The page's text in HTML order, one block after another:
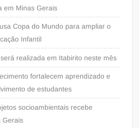
em Minas Gerais
Copa do Mundo para ampliar o
Infantil
realizada em Itabirito neste mês
fortalecem aprendizado e
de estudantes
socioambientais recebe
Gerais